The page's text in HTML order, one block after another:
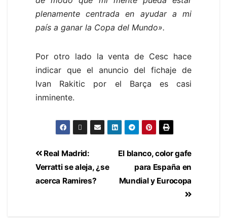
plenamente centrada en ayudar a mi
país a ganar la Copa del Mundo».
Por otro lado la venta de Cesc hace
indicar que el anuncio del fichaje de
Ivan Rakitic por el Barça es casi
inminente.
El blanco, color gafe
para España en
Mundial y Eurocopa
Real Madrid:
Verratti se aleja, ¿se
acerca Ramires?